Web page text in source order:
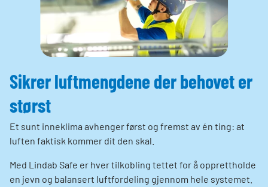
Sikrer luftmengdene der behovet er
størst
Et sunt inneklima avhenger først og fremst av én ting: at
luften faktisk kommer dit den skal.
Med Lindab Safe er hver tilkobling tettet for å opprettholde
en jevn og balansert luftfordeling gjennom hele systemet.